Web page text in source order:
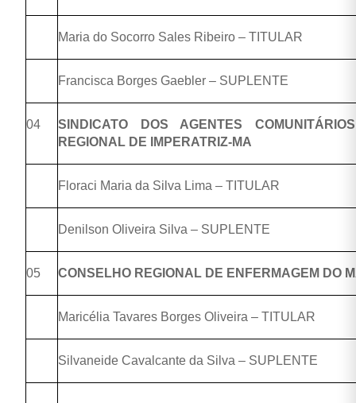
Maria do Socorro Sales Ribeiro – TITULAR
Francisca Borges Gaebler – SUPLENTE
04
SINDICATO DOS AGENTES
REGIONAL DE IMPERATRIZ-MA
Floraci Maria da Silva Lima – TITULAR
Denilson Oliveira Silva – SUPLENTE
05 CONSELHO REGIONAL DE ENFERMAGEM DO
Maricélia Tavares Borges Oliveira – TITULAR
Silvaneide Cavalcante da Silva – SUPLENTE